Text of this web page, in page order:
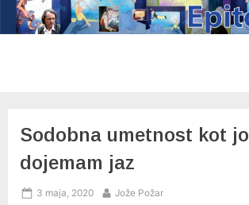
Sodobna umetnost kot jo
dojemam jaz
Posted
3 maja, 2020 By
Jože Požar